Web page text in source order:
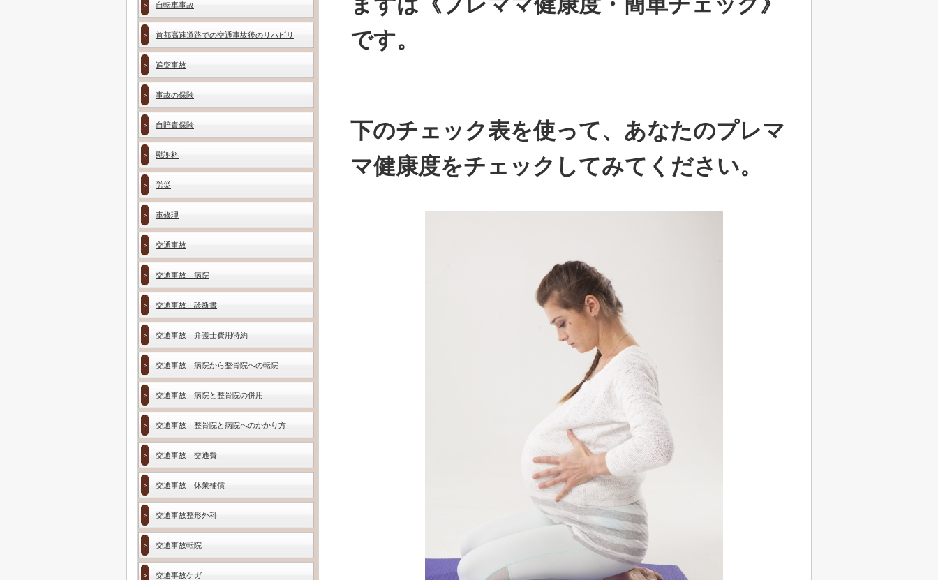
です。
下のチェック表を使って、あなたのプレマ
マ健康度をチェックしてみてください。
自転車事故
首都高速道路での交通事故後のリハビリ
追突事故
事故の保険
自賠責保険
慰謝料
労災
車修理
交通事故
交通事故 病院
交通事故 診断書
交通事故 弁護士費用特約
交通事故 病院から整骨院への転院
交通事故 病院と整骨院の併用
交通事故 整骨院と病院へのかかり方
交通事故 交通費
交通事故 休業補償
交通事故整形外科
交通事故転院
交通事故ケガ